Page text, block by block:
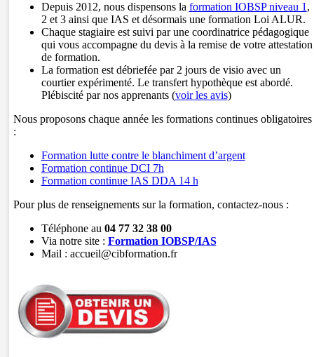
Depuis 2012, nous dispensons la formation IOBSP niveau 1 ,
2 et 3 ainsi que IAS et désormais une formation Loi ALUR.
Chaque stagiaire est suivi par une coordinatrice pédagogique
qui vous accompagne du devis à la remise de votre attestation
de formation.
La formation est débriefée par 2 jours de visio avec un
courtier expérimenté. Le transfert hypothèque est abordé.
Plébiscité par nos apprenants (voir les avis)
Nous proposons chaque année les formations continues obligatoires
:
Formation lutte contre le blanchiment d’argent
Formation continue DCI 7h
Formation continue IAS DDA 14 h
Pour plus de renseignements sur la formation, contactez-nous :
Téléphone au 04 77 32 38 00
Via notre site : Formation IOBSP/IAS
Mail : accueil@cibformation.fr